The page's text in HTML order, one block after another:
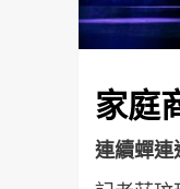
家庭
連續蟬連